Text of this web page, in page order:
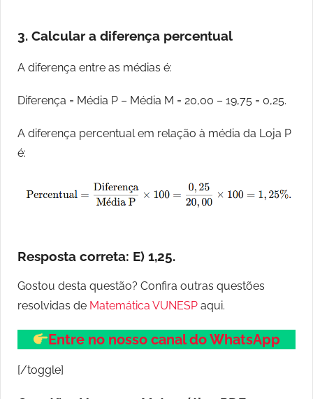
3. Calcular a diferença percentual
A diferença entre as médias é:
Diferença = Média P – Média M = 20,00 – 19,75 = 0,25.
A diferença percentual em relação à média da Loja P
é:
Resposta correta: E) 1,25.
Gostou desta questão? Confira outras questões
resolvidas de Matemática VUNESP aqui.
Entre no nosso canal do WhatsApp
[/toggle]